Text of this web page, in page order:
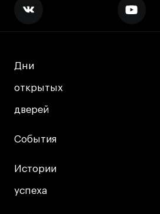
Дни
открытых
дверей
Дни
открытых
дверей
События
События
Истории
успеха
Истории
успеха